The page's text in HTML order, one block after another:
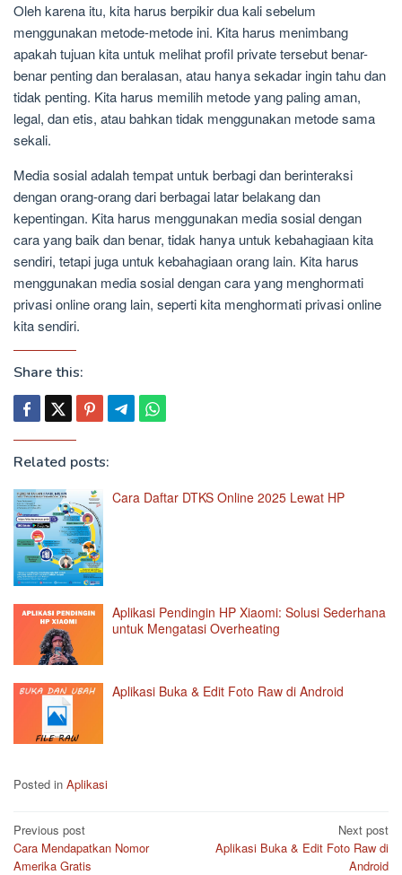
Oleh karena itu, kita harus berpikir dua kali sebelum
menggunakan metode-metode ini. Kita harus menimbang
apakah tujuan kita untuk melihat profil private tersebut benar-
benar penting dan beralasan, atau hanya sekadar ingin tahu dan
tidak penting. Kita harus memilih metode yang paling aman,
legal, dan etis, atau bahkan tidak menggunakan metode sama
sekali.
Media sosial adalah tempat untuk berbagi dan berinteraksi
dengan orang-orang dari berbagai latar belakang dan
kepentingan. Kita harus menggunakan media sosial dengan
cara yang baik dan benar, tidak hanya untuk kebahagiaan kita
sendiri, tetapi juga untuk kebahagiaan orang lain. Kita harus
menggunakan media sosial dengan cara yang menghormati
privasi online orang lain, seperti kita menghormati privasi online
kita sendiri.
Share this:
Related posts:
Cara Daftar DTKS Online 2025 Lewat HP
Aplikasi Pendingin HP Xiaomi: Solusi Sederhana
untuk Mengatasi Overheating
Aplikasi Buka & Edit Foto Raw di Android
Posted in Aplikasi
Post
navigation
Previous post
Cara Mendapatkan Nomor
Amerika Gratis
Next post
Aplikasi Buka & Edit Foto Raw di
Android